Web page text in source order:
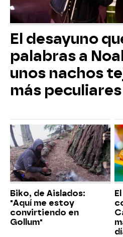
El desayuno
palabras a
unos nachos
más peculiares
Biko, de Aislados:
"Aquí me estoy
convirtiendo en
Gollum"